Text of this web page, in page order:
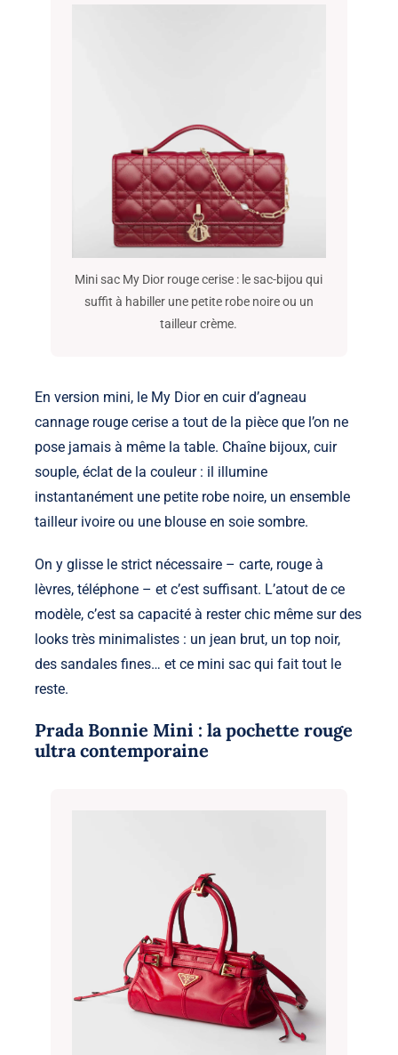
Mini sac My Dior rouge cerise : le sac-bijou qui
suffit à habiller une petite robe noire ou un
tailleur crème.
En version mini, le My Dior en cuir d’agneau
cannage rouge cerise a tout de la pièce que l’on ne
pose jamais à même la table. Chaîne bijoux, cuir
souple, éclat de la couleur : il illumine
instantanément une petite robe noire, un ensemble
tailleur ivoire ou une blouse en soie sombre.
On y glisse le strict nécessaire – carte, rouge à
lèvres, téléphone – et c’est suffisant. L’atout de ce
modèle, c’est sa capacité à rester chic même sur des
looks très minimalistes : un jean brut, un top noir,
des sandales fines… et ce mini sac qui fait tout le
reste.
Prada Bonnie Mini : la pochette rouge
ultra contemporaine